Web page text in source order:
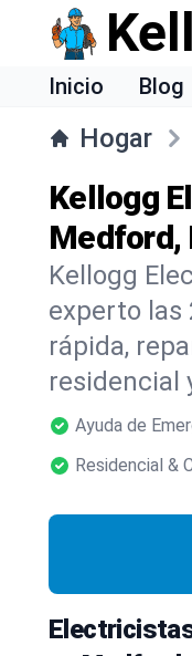
Inicio Blog
Hogar
Kellogg
Medford,
Kellogg
experto las
rápida,
residencial
Ayuda de
Residencial &